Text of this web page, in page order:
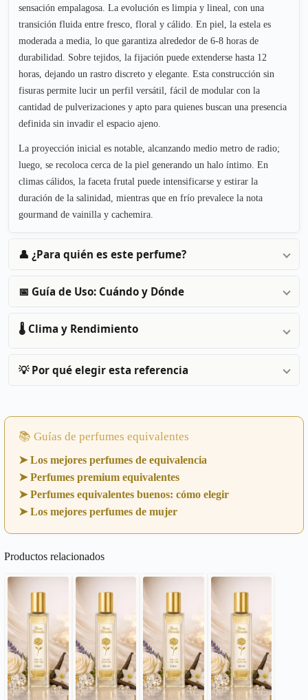
sensación empalagosa. La evolución es limpia y lineal, con una
transición fluida entre fresco, floral y cálido. En piel, la estela es
moderada a media, lo que garantiza alrededor de 6-8 horas de
durabilidad. Sobre tejidos, la fijación puede extenderse hasta 12
horas, dejando un rastro discreto y elegante. Esta construcción sin
fisuras permite lucir un perfil versátil, fácil de modular con la
cantidad de pulverizaciones y apto para quienes buscan una presencia
definida sin invadir el espacio ajeno.
La proyección inicial es notable, alcanzando medio metro de radio;
luego, se recoloca cerca de la piel generando un halo íntimo. En
climas cálidos, la faceta frutal puede intensificarse y estirar la
duración de la salinidad, mientras que en frío prevalece la nota
gourmand de vainilla y cachemira.
👤 ¿Para quién es este perfume?
📅 Guía de Uso: Cuándo y Dónde
🌡️ Clima y Rendimiento
💡 Por qué elegir esta referencia
📚 Guías de perfumes equivalentes
➤ Los mejores perfumes de equivalencia
➤ Perfumes premium equivalentes
➤ Perfumes equivalentes buenos: cómo elegir
➤ Los mejores perfumes de mujer
Productos relacionados